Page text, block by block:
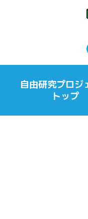
自由研究プロジ
トップ